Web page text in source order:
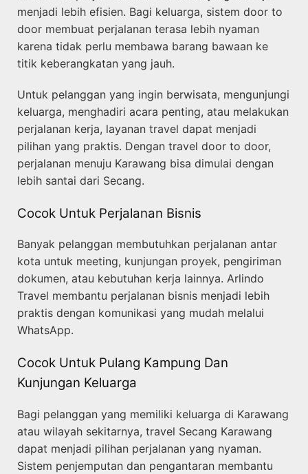
menjadi lebih efisien. Bagi keluarga, sistem door to
door membuat perjalanan terasa lebih nyaman
karena tidak perlu membawa barang bawaan ke
titik keberangkatan yang jauh.
Untuk pelanggan yang ingin berwisata, mengunjungi
keluarga, menghadiri acara penting, atau melakukan
perjalanan kerja, layanan travel dapat menjadi
pilihan yang praktis. Dengan travel door to door,
perjalanan menuju Karawang bisa dimulai dengan
lebih santai dari Secang.
Cocok Untuk Perjalanan Bisnis
Banyak pelanggan membutuhkan perjalanan antar
kota untuk meeting, kunjungan proyek, pengiriman
dokumen, atau kebutuhan kerja lainnya. Arlindo
Travel membantu perjalanan bisnis menjadi lebih
praktis dengan komunikasi yang mudah melalui
WhatsApp.
Cocok Untuk Pulang Kampung Dan
Kunjungan Keluarga
Bagi pelanggan yang memiliki keluarga di Karawang
atau wilayah sekitarnya, travel Secang Karawang
dapat menjadi pilihan perjalanan yang nyaman.
Sistem penjemputan dan pengantaran membantu